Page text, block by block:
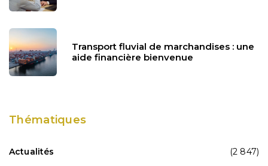
Transport fluvial de marchandises : une
aide financière bienvenue
Thématiques
Actualités
(2 847)